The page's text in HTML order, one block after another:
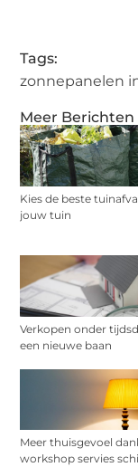
Meer Berichten
Kies de beste
jouw tuin
Verkopen onder
een nieuwe baan
Meer thuisgevoel
workshop servies
Tags:
zonnepanelen